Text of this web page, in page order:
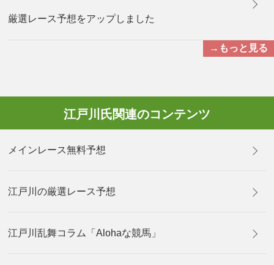
厳選レース予想をアップしました
→もっと見る
江戸川氏関連のコンテンツ
メインレース無料予想
江戸川の厳選レース予想
江戸川乱舞コラム「Alohaな競馬」